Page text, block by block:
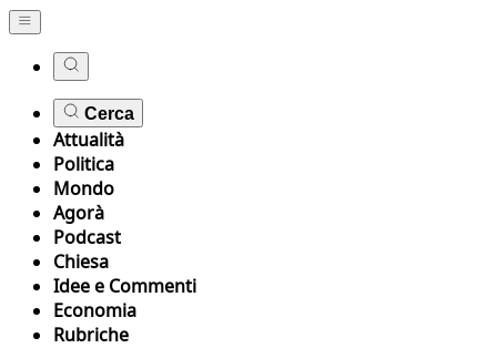
Cerca
Attualità
Politica
Mondo
Agorà
Podcast
Chiesa
Idee e Commenti
Economia
Rubriche